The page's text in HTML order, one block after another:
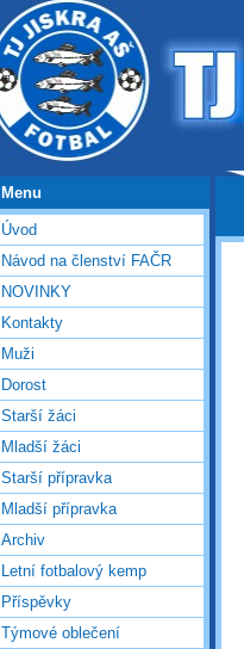
Menu
Úvod
Návod na členství FAČR
NOVINKY
Kontakty
Muži
Dorost
Starší žáci
Mladší žáci
Starší přípravka
Mladší přípravka
Archiv
Letní fotbalový kemp
Příspěvky
Týmové oblečení